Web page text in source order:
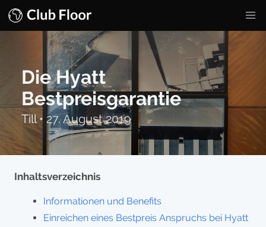
Die Hyatt
Bestpreisgarantie
Till• 27. August 2019
Inhaltsverzeichnis
Informationen und Benefits
Einreichen eines Bestpreis Anspruchs bei Hyatt